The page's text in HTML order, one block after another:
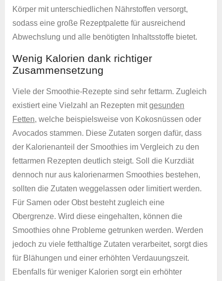
Körper mit unterschiedlichen Nährstoffen versorgt,
sodass eine große Rezeptpalette für ausreichend
Abwechslung und alle benötigten Inhaltsstoffe bietet.
Wenig Kalorien dank richtiger
Zusammensetzung
Viele der Smoothie-Rezepte sind sehr fettarm. Zugleich
existiert eine Vielzahl an Rezepten mitgesunden
Fetten, welche beispielsweise von Kokosnüssen oder
Avocados stammen. Diese Zutaten sorgen dafür, dass
der Kalorienanteil der Smoothies im Vergleich zu den
fettarmen Rezepten deutlich steigt. Soll die Kurzdiät
dennoch nur aus kalorienarmen Smoothies bestehen,
sollten die Zutaten weggelassen oder limitiert werden.
Für Samen oder Obst besteht zugleich eine
Obergrenze. Wird diese eingehalten, können die
Smoothies ohne Probleme getrunken werden. Werden
jedoch zu viele fetthaltige Zutaten verarbeitet, sorgt dies
für Blähungen und einer erhöhten Verdauungszeit.
Ebenfalls für weniger Kalorien sorgt ein erhöhter